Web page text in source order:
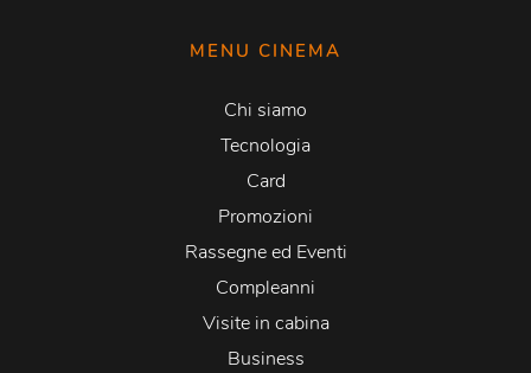
MENU CINEMA
Chi siamo
Tecnologia
Card
Promozioni
Rassegne ed Eventi
Compleanni
Visite in cabina
Business